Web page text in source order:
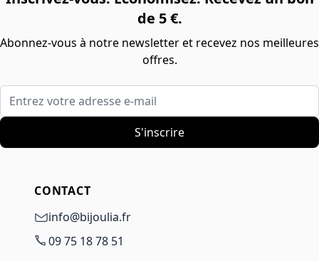
de 5 €.
Abonnez-vous à notre newsletter et recevez nos meilleures
offres.
Entrez votre adresse e-mail
S'inscrire
CONTACT
info@bijoulia.fr
09 75 18 78 51